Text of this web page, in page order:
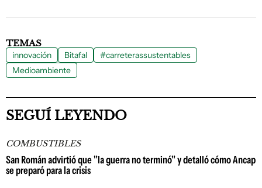
TEMAS
innovación Bitafal
#carreterassustentables
Medioambiente
SEGUÍ LEYENDO
COMBUSTIBLES
San Román advirtió que "la guerra no terminó" y detalló cómo Ancap
se preparó para la crisis